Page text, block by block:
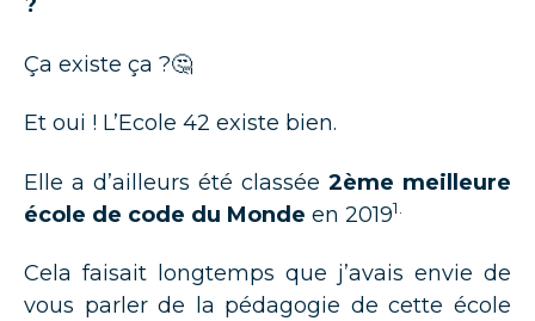
?
Ça existe ça ?🤔
Et oui ! L’Ecole 42 existe bien.
Elle a d’ailleurs été classée 2ème meilleure
école de code du Monde en 20191.
Cela faisait longtemps que j’avais envie de
vous parler de la pédagogie de cette école